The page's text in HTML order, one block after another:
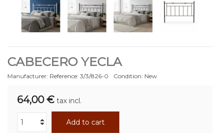
CABECERO YECLA
Manufacturer: Reference: 3/3/826-0 Condition: New
64,00 € tax incl.
Add to cart